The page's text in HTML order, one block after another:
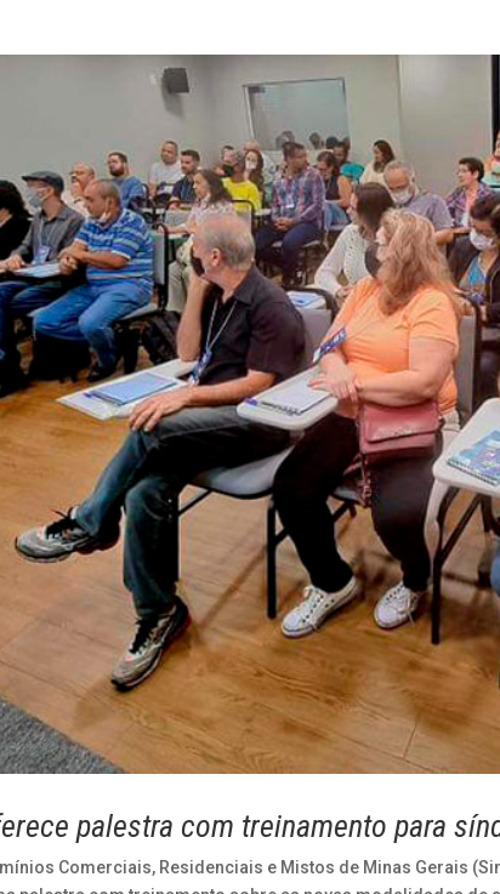
palestra com treinamento para
Comerciais, Residenciais e Mistos de Minas Gerais